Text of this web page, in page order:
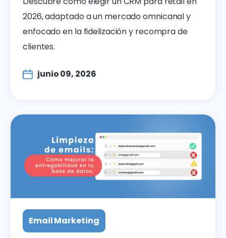
2026, adaptado a un mercado omnicanal y
enfocado en la fidelización y recompra de
clientes.
junio 09, 2026
Email Marketing